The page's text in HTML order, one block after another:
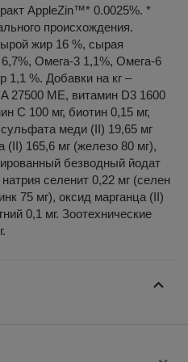
AppleZin™* 0.0025%. *
происхождения.
жир 16 %, сырая
Омега-3 1,1%, Омега-6
1,1 %. Добавки на кг –
27500 МЕ, витамин D3 1600
C 100 мг, биотин 0,15 мг,
сульфата меди (II) 19,65 мг
(II) 165,6 мг (железо 80 мг),
безводный йодат
селенит 0,22 мг (селен
75 мг), оксид марганца (II)
0,1 мг. Зоотехнические